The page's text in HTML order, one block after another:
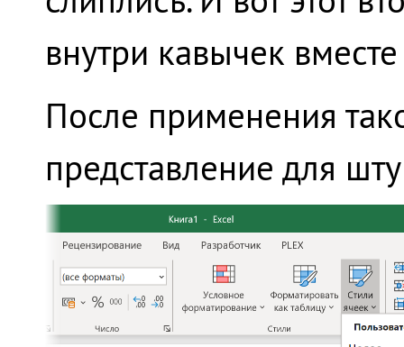
внутри кавычек
После применения
представление для